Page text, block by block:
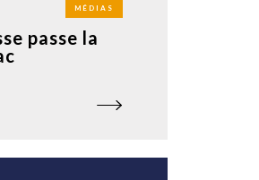
MÉDIAS
passe la